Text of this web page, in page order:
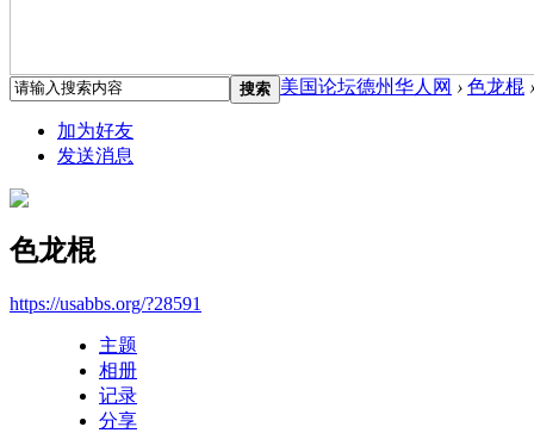
搜索 美国论坛德州华人网 › 色龙棍 ›
加为好友
发送消息
色龙棍
https://usabbs.org/?28591
主题
相册
记录
分享